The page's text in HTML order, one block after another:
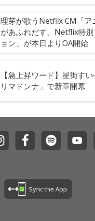
理芽が歌うNetflix CM「ア
があふれだす。Netflix特
ョン」が本日よりOA開始
【急上昇ワード】星街す
リマドンナ」で新章開幕
Sync the App